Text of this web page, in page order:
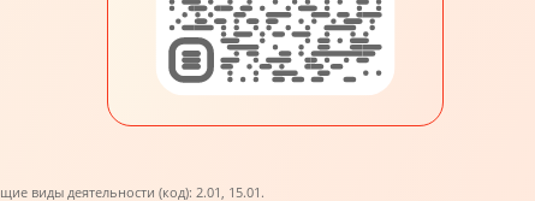
виды деятельности (код): 2.01, 15.01.